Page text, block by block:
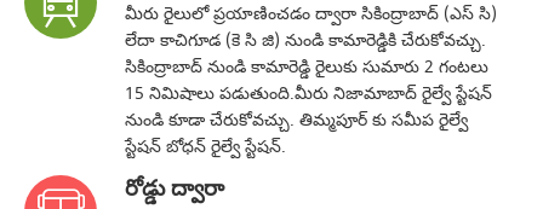
మీరు రైలులో ప్రయాణించడం ద్వారా సికింద్రాబాద్ (ఎస్ సి)
లేదా కాచిగూడ (కె సి జి) నుండి కామారెడ్డికి చేరుకోవచ్చు.
సికింద్రాబాద్ నుండి కామారెడ్డి రైలుకు సుమారు 2 గంటలు
15 నిమిషాలు పడుతుంది.మీరు నిజామాబాద్ రైల్వే స్టేషన్
నుండి కూడా చేరుకోవచ్చు. తిమ్మపూర్ కు సమీప రైల్వే
స్టేషన్ బోధన్ రైల్వే స్టేషన్.
రోడ్డు ద్వారా